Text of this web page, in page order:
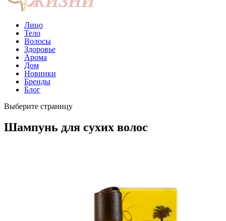
Лицо
Тело
Волосы
Здоровье
Арома
Дом
Новинки
Бренды
Блог
Выберите страницу
Шампунь для сухих волос